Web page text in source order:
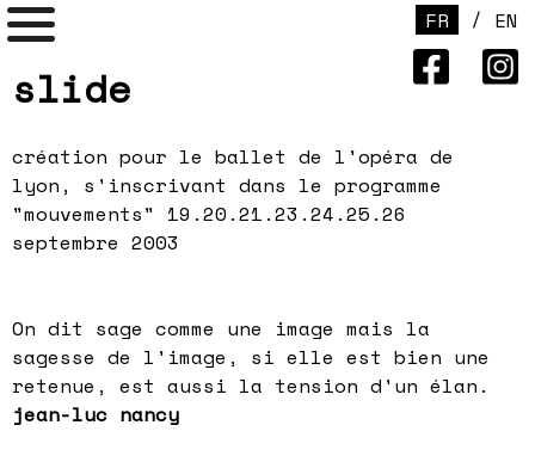
FR / EN
slide
création pour le ballet de l'opéra de
lyon, s'inscrivant dans le programme
"mouvements" 19.20.21.23.24.25.26
septembre 2003
On dit sage comme une image mais la
sagesse de l'image, si elle est bien une
retenue, est aussi la tension d'un élan.
jean-luc nancy